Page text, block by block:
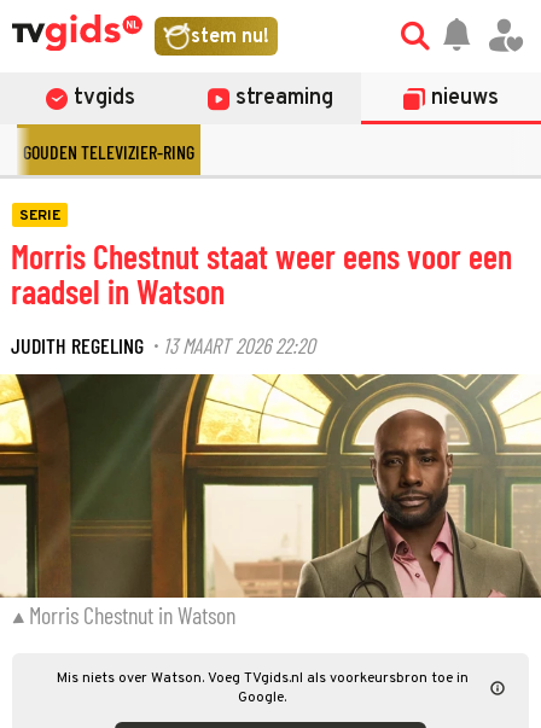
stem nu!
tvgids streaming nieuws
GOUDEN TELEVIZIER-RING
SERIE
Morris Chestnut staat weer eens voor een
raadsel in Watson
JUDITH REGELING · 13 MAART 2026 22:20
©
Morris Chestnut in Watson
Mis niets over Watson. Voeg TVgids.nl als voorkeursbron toe in
Google.